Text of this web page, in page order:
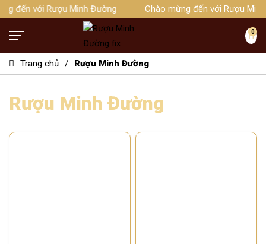
đến với Rượu Minh Đường Chào mừng đến với Rượu
0
Trang chủ Rượu Minh Đường
Rượu Minh Đường